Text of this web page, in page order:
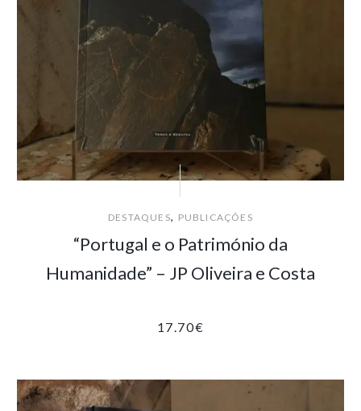
DESTAQUES, PUBLICAÇÕES
“Portugal e o Património da
Humanidade” – JP Oliveira e Costa
17.70€